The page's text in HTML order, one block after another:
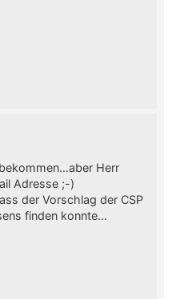
Herr
Adresse ;-)
der Vorschlag der CSP
finden konnte…